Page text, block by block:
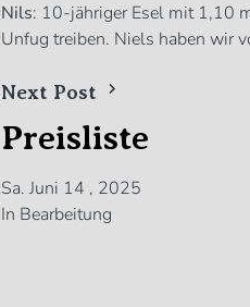
Nils: 10-jähriger Esel mit 1,10
Unfug treiben. Niels haben wir
Next Post
Preisliste
Sa. Juni 14 , 2025
In Bearbeitung